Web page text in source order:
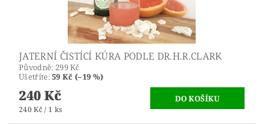
JATERNÍ ČISTÍCÍ KÚRA PODLE DR.H.R.CLARK
Původně: 299 Kč
Ušetříte:59 Kč (–19 %)
240 Kč
240 Kč / 1 ks